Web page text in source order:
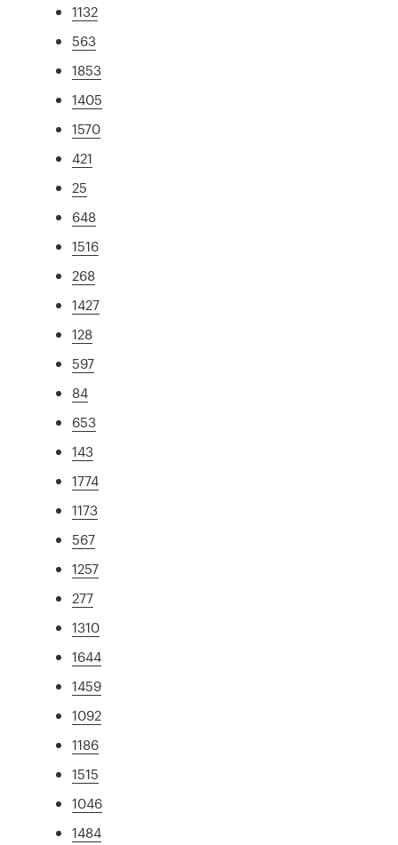
1132
563
1853
1405
1570
421
25
648
1516
268
1427
128
597
84
653
143
1774
1173
567
1257
277
1310
1644
1459
1092
1186
1515
1046
1484